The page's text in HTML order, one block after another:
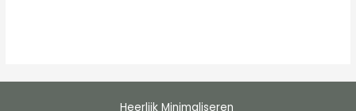
Heerlijk Minimaliseren